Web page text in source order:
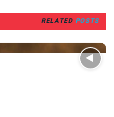
RELATED POSTS